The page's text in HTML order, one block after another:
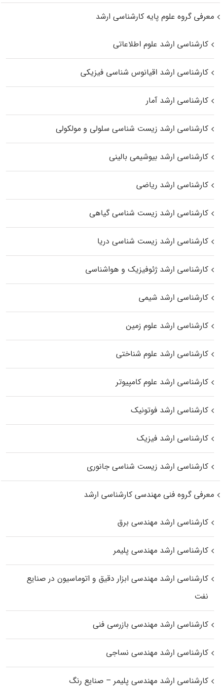
معرفی گروه علوم پایه کارشناسی ارشد
کارشناسی ارشد علوم اطلاعاتی
کارشناسی ارشد اقیانوس‌ شناسی فیزیکی
کارشناسی ارشد آمار
کارشناسی ارشد زیست شناسی سلولی و مولکولی
کارشناسی ارشد بیوشیمی بالینی
کارشناسی ارشد ریاضی
کارشناسی ارشد زیست‌ شناسی گیاهی
کارشناسی ارشد زیست‌ شناسی دریا
کارشناسی ارشد ژئوفیزیک و هواشناسی
کارشناسی ارشد شیمی
کارشناسی ارشد علوم زمین
کارشناسی ارشد علوم شناختی
کارشناسی ارشد علوم کامپیوتر
کارشناسی ارشد فوتونیک
کارشناسی ارشد فیزیک
کارشناسی ارشد زیست‌ شناسی جانوری
معرفی گروه فنی مهندسی کارشناسی ارشد
کارشناسی ارشد مهندسی برق
کارشناسی ارشد مهندسی پلیمر
کارشناسی ارشد مهندسی ابزار دقیق و اتوماسیون در صنایع
نفت
کارشناسی ارشد مهندسی بازرسی فنی
کارشناسی ارشد مهندسی نساجی
کارشناسی ارشد مهندسی پلیمر – صنایع رنگ